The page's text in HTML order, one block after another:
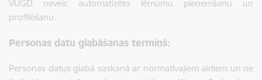
VUGD neveic automatizēto lēmumu pieņemšanu un
profilēšanu.
Personas datu glabāšanas termiņš:
Personas datus glabā saskaņā ar normatīvajiem aktiem un ne